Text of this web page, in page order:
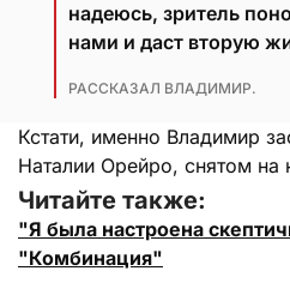
надеюсь, зритель
нами и даст вторую
РАССКАЗАЛ ВЛАДИМИР.
Кстати, именно Владимир
Наталии Орейро, снятом на
Читайте также:
"Я была настроена
"Комбинация"